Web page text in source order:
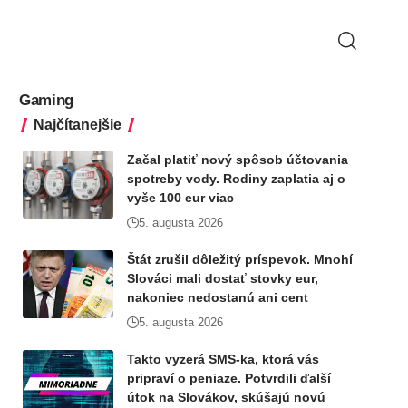
Gaming
Najčítanejšie
Začal platiť nový spôsob účtovania
spotreby vody. Rodiny zaplatia aj o
vyše 100 eur viac
5. augusta 2026
Štát zrušil dôležitý príspevok. Mnohí
Slováci mali dostať stovky eur,
nakoniec nedostanú ani cent
5. augusta 2026
Takto vyzerá SMS-ka, ktorá vás
pripraví o peniaze. Potvrdili ďalší
útok na Slovákov, skúšajú novú